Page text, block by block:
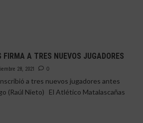
A TRES NUEVOS JUGADORES
28, 2021 0
a tres nuevos jugadores antes
(Raúl Nieto) El Atlético Matalascañas